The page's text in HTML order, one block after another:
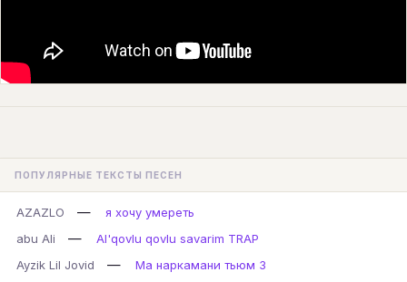
ПОПУЛЯРНЫЕ ТЕКСТЫ ПЕСЕН
AZAZLO —
я хочу умереть
abu Ali
—
Al'qovlu qovlu savarim TRAP
Ayzik Lil Jovid
—
Ма наркамани тьюм 3